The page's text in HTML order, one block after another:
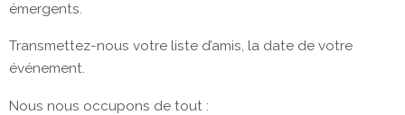
émergents.
Transmettez-nous votre liste d’amis, la date de votre
événement.
Nous nous occupons de tout :